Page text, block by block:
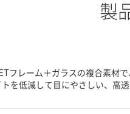
製
フレーム＋ガラスの複合素材
トを低減して目にやさしい、高透